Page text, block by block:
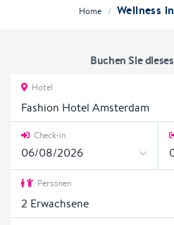
Home / Wellness
Buchen Sie
Hotel
Fashion Hotel Amsterdam
Check-in
Personen
2 Erwachsene